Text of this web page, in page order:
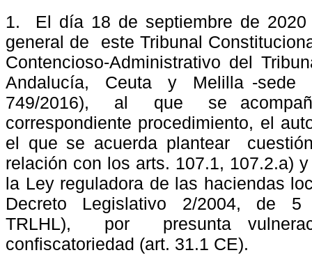
1.
El día 18 de septiembre de
general de
este Tribunal
Contencioso-Administrativo del
Andalucía,
Ceuta y Melilla -sede
749/2016),
al que
se
correspondiente procedimiento, el
el que se acuerda plantear
relación con los arts. 107.1, 107.2.a)
la Ley reguladora de las haciendas
Decreto
Legislativo 2/2004, de
5
TRLHL),
por
presunta
confiscatoriedad (art. 31.1 CE).